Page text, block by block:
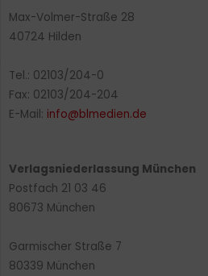
Max-Volmer-Straße 28
40724 Hilden
Tel.: 02103/204-0
Fax: 02103/204-204
E-Mail: info@blmedien.de
Verlagsniederlassung München
Postfach 21 03 46
80673 München
Garmischer Straße 7
80339 München